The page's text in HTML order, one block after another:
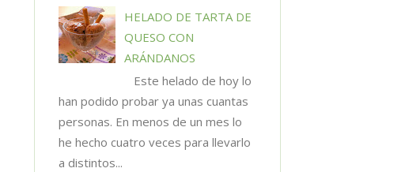
HELADO DE TARTA DE
QUESO CON
ARÁNDANOS
Este helado de hoy lo
han podido probar ya unas cuantas
personas. En menos de un mes lo
he hecho cuatro veces para llevarlo
a distintos...